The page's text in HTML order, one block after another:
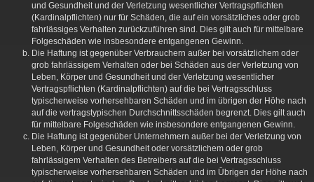
und Gesundheit und der Verletzung wesentlicher Vertragspflichten
(Kardinalpflichten) nur für Schäden, die auf ein vorsätzliches oder grob
fahrlässiges Verhalten zurückzuführen sind. Dies gilt auch für mittelbare
Folgeschäden wie insbesondere entgangenen Gewinn.
Die Haftung ist gegenüber Verbrauchern außer bei vorsätzlichem oder
grob fahrlässigem Verhalten oder bei Schäden aus der Verletzung von
Leben, Körper und Gesundheit und der Verletzung wesentlicher
Vertragspflichten (Kardinalpflichten) auf die bei Vertragsschluss
typischerweise vorhersehbaren Schäden und im übrigen der Höhe nach
auf die vertragstypischen Durchschnittsschäden begrenzt. Dies gilt auch
für mittelbare Folgeschäden wie insbesondere entgangenen Gewinn.
Die Haftung ist gegenüber Unternehmern außer bei der Verletzung von
Leben, Körper und Gesundheit oder vorsätzlichem oder grob
fahrlässigem Verhalten des Betreibers auf die bei Vertragsschluss
typischerweise vorhersehbaren Schäden und im Übrigen der Höhe nach